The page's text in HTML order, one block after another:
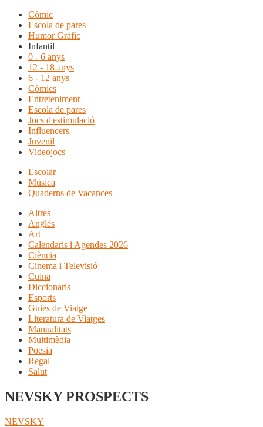
Còmic
Escola de pares
Humor Gràfic
Infantil
0 - 6 anys
12 - 18 anys
6 - 12 anys
Còmics
Entreteniment
Escola de pares
Jocs d'estimulació
Influencers
Juvenil
Videojocs
Escolar
Música
Quaderns de Vacances
Altres
Anglès
Art
Calendaris i Agendes 2026
Ciència
Cinema i Televisió
Cuina
Diccionaris
Esports
Guies de Viatge
Literatura de Viatges
Manualitats
Multimèdia
Poesia
Regal
Salut
NEVSKY PROSPECTS
Navegació
Entrada
NEVSKY